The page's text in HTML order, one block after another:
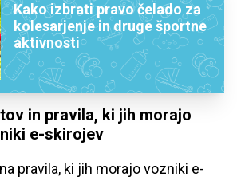
Kako izbrati pravo čelado za
kolesarjenje in druge športne
aktivnosti
in pravila, ki jih morajo
e-skirojev
pravila, ki jih morajo vozniki e-